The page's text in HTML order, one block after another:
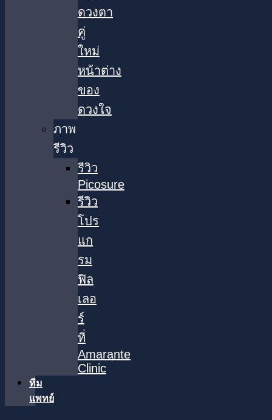
ดวงตา
คู่
ใหม่
หน้าต่าง
ของ
ดวงใจ
ภาพ
รีวิว
รีวิว
Picosure
รีวิว
โปร
แก
รม
ฟิล
เลอ
ร์
ที่
Amarante
Clinic
ทีม
แพทย์